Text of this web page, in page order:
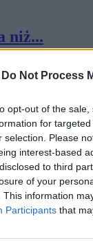
Do Not Process
opt-out of the
for
selection. Please
interest-based
to third
of your
This information
Participants that
niż...
niż...